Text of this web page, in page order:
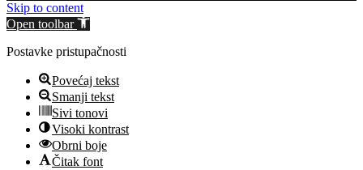
Skip to content
Open toolbar
Postavke pristupačnosti
Povećaj tekst
Smanji tekst
Sivi tonovi
Visoki kontrast
Obrni boje
Čitak font